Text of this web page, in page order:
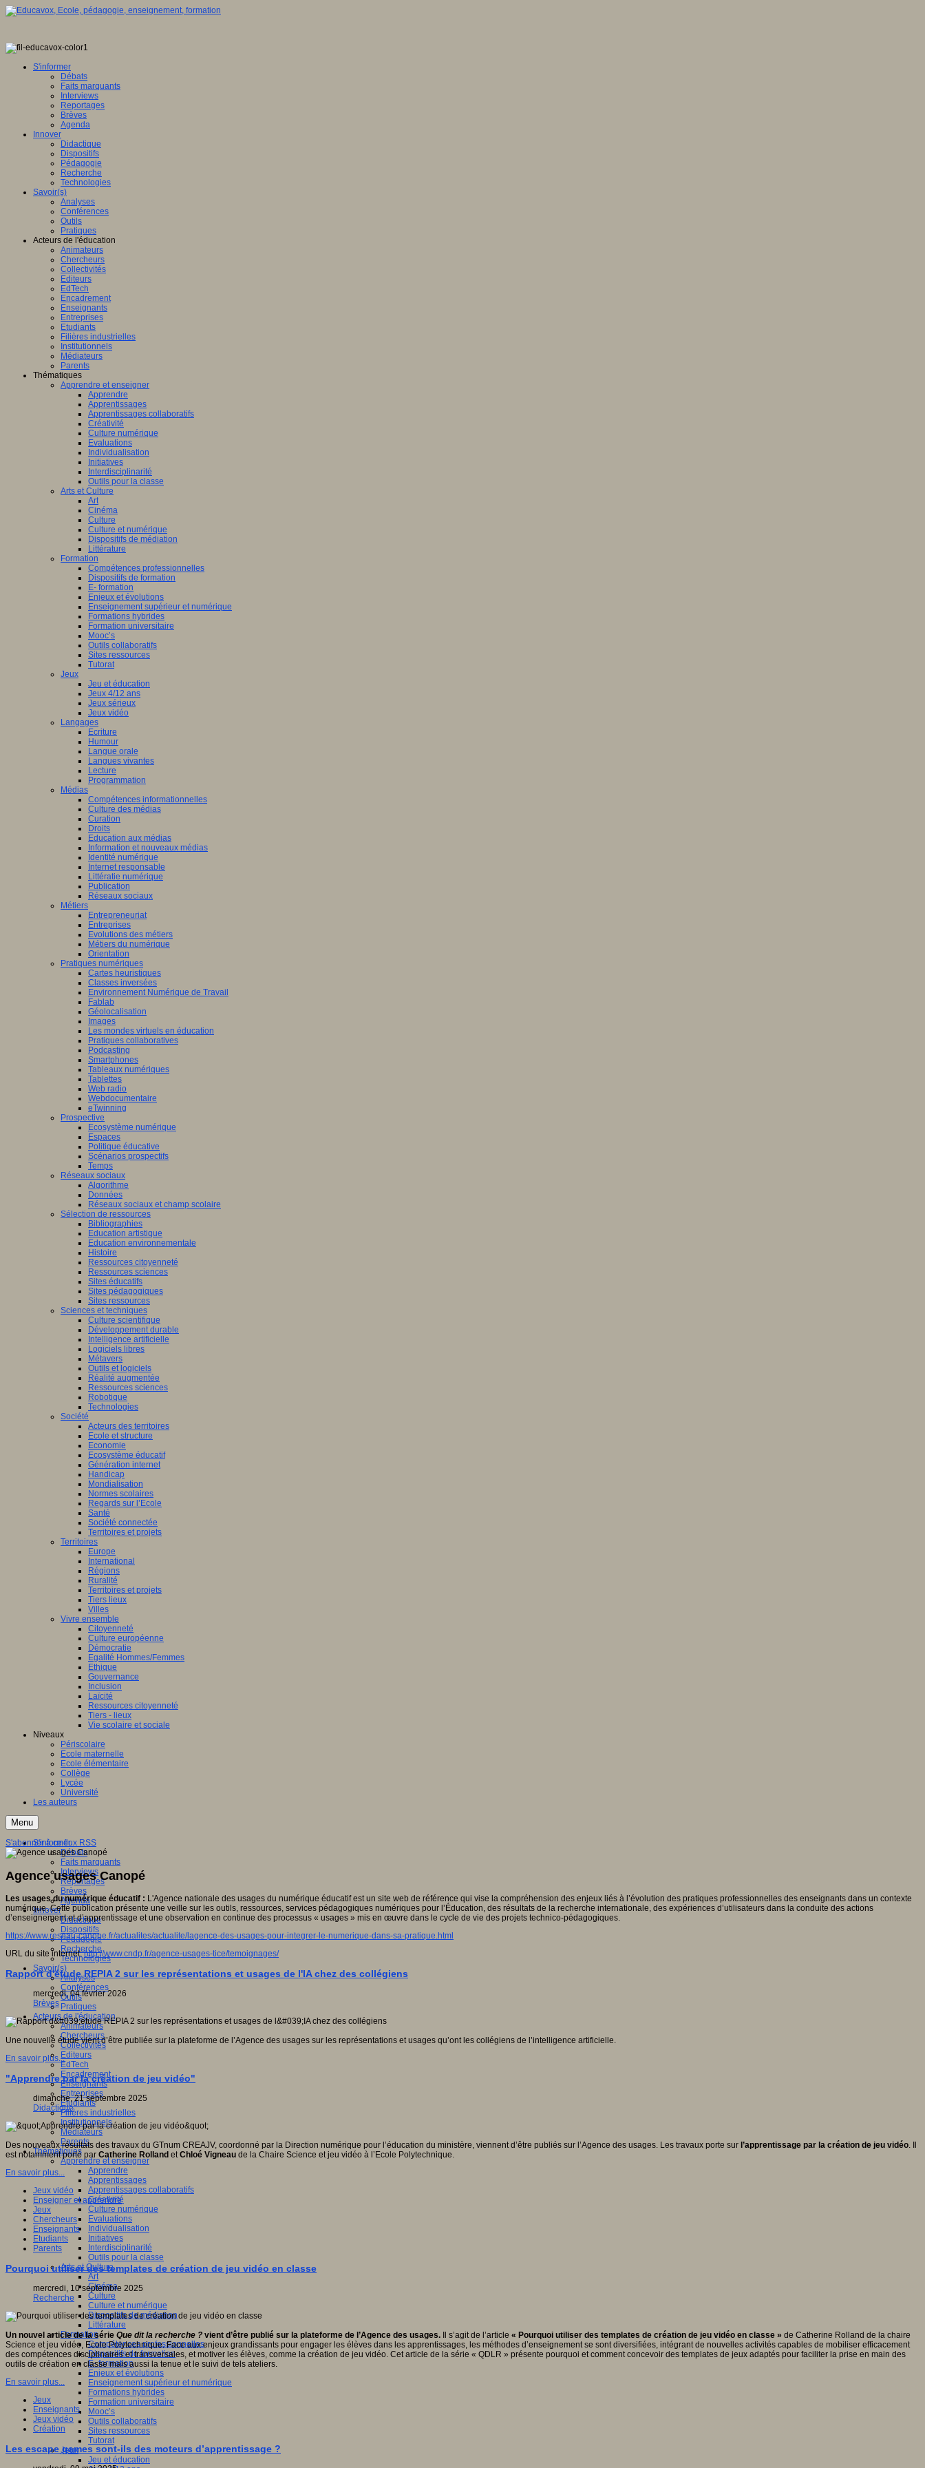
S'informer
Débats
Faits marquants
Interviews
Reportages
Brèves
Agenda
Innover
Didactique
Dispositifs
Pédagogie
Recherche
Technologies
Savoir(s)
Analyses
Conférences
Outils
Pratiques
Acteurs de l'éducation
Animateurs
Chercheurs
Collectivités
Editeurs
EdTech
Encadrement
Enseignants
Entreprises
Etudiants
Filières industrielles
Institutionnels
Médiateurs
Parents
Thématiques
Apprendre et enseigner
Apprendre
Apprentissages
Apprentissages collaboratifs
Créativité
Culture numérique
Evaluations
Individualisation
Initiatives
Interdisciplinarité
Outils pour la classe
Arts et Culture
Art
Cinéma
Culture
Culture et numérique
Dispositifs de médiation
Littérature
Formation
Compétences professionnelles
Dispositifs de formation
E- formation
Enjeux et évolutions
Enseignement supérieur et numérique
Formations hybrides
Formation universitaire
Mooc’s
Outils collaboratifs
Sites ressources
Tutorat
Jeux
Jeu et éducation
Jeux 4/12 ans
Jeux sérieux
Jeux vidéo
Langages
Ecriture
Humour
Langue orale
Langues vivantes
Lecture
Programmation
Médias
Compétences informationnelles
Culture des médias
Curation
Droits
Education aux médias
Information et nouveaux médias
Identité numérique
Internet responsable
Littératie numérique
Publication
Réseaux sociaux
Métiers
Entrepreneuriat
Entreprises
Evolutions des métiers
Métiers du numérique
Orientation
Pratiques numériques
Cartes heuristiques
Classes inversées
Environnement Numérique de Travail
Fablab
Géolocalisation
Images
Les mondes virtuels en éducation
Pratiques collaboratives
Podcasting
Smartphones
Tableaux numériques
Tablettes
Web radio
Webdocumentaire
eTwinning
Prospective
Ecosystème numérique
Espaces
Politique éducative
Scénarios prospectifs
Temps
Réseaux sociaux
Algorithme
Données
Réseaux sociaux et champ scolaire
Sélection de ressources
Bibliographies
Education artistique
Education environnementale
Histoire
Ressources citoyenneté
Ressources sciences
Sites éducatifs
Sites pédagogiques
Sites ressources
Sciences et techniques
Culture scientifique
Développement durable
Intelligence artificielle
Logiciels libres
Métavers
Outils et logiciels
Réalité augmentée
Ressources sciences
Robotique
Technologies
Société
Acteurs des territoires
Ecole et structure
Economie
Ecosystème éducatif
Génération internet
Handicap
Mondialisation
Normes scolaires
Regards sur l’Ecole
Santé
Société connectée
Territoires et projets
Territoires
Europe
International
Régions
Ruralité
Territoires et projets
Tiers lieux
Villes
Vivre ensemble
Citoyenneté
Culture européenne
Démocratie
Egalité Hommes/Femmes
Ethique
Gouvernance
Inclusion
Laïcité
Ressources citoyenneté
Tiers - lieux
Vie scolaire et sociale
Niveaux
Périscolaire
Ecole maternelle
Ecole élémentaire
Collège
Lycée
Université
Les auteurs
Menu
S'informer
Débats
Faits marquants
Interviews
Reportages
Brèves
Agenda
Innover
Didactique
Dispositifs
Pédagogie
Recherche
Technologies
Savoir(s)
Analyses
Conférences
Outils
Pratiques
Acteurs de l'éducation
Animateurs
Chercheurs
Collectivités
Editeurs
EdTech
Encadrement
Enseignants
Entreprises
Etudiants
Filières industrielles
Institutionnels
Médiateurs
Parents
Thématiques
Apprendre et enseigner
Apprendre
Apprentissages
Apprentissages collaboratifs
Créativité
Culture numérique
Evaluations
Individualisation
Initiatives
Interdisciplinarité
Outils pour la classe
Arts et Culture
Art
Cinéma
Culture
Culture et numérique
Dispositifs de médiation
Littérature
Formation
Compétences professionnelles
Dispositifs de formation
E- formation
Enjeux et évolutions
Enseignement supérieur et numérique
Formations hybrides
Formation universitaire
Mooc’s
Outils collaboratifs
Sites ressources
Tutorat
Jeux
Jeu et éducation
S'abonner à ce flux RSS
Agence usages Canopé
Les usages du numérique éducatif : L'Agence nationale des usages du numérique éducatif est un site web de référence qui vise la compréhension des enjeux liés à l’évolution des pratiques professionnelles des enseignants dans un contexte
numérique. Cette publication présente une veille sur les outils, ressources, services pédagogiques numériques pour l’Éducation, des résultats de la recherche internationale, des expériences d’utilisateurs dans la conduite des actions
d’enseignement et d’apprentissage et une observation en continue des processus « usages » mis en œuvre dans le cycle de vie des projets technico-pédagogiques.
https://www.reseau-canope.fr/actualites/actualite/lagence-des-usages-pour-integrer-le-numerique-dans-sa-pratique.html
URL du site internet:http://www.cndp.fr/agence-usages-tice/temoignages/
Rapport d'étude REPIA 2 sur les représentations et usages de l'IA chez des collégiens
mercredi, 04 février 2026
Brèves
Une nouvelle étude vient d’être publiée sur la plateforme de l’Agence des usages sur les représentations et usages qu’ont les collégiens de l’intelligence artificielle.
En savoir plus...
"Apprendre par la création de jeu vidéo"
dimanche, 21 septembre 2025
Didactique
Des nouveaux résultats des travaux du GTnum CREAJV, coordonné par la Direction numérique pour l’éducation du ministère, viennent d’être publiés sur l’Agence des usages. Les travaux porte sur l’apprentissage par la création de jeu vidéo. Il
est notamment porté par Catherine Rolland etChloé Vigneau de la Chaire Science et jeu vidéo à l’Ecole Polytechnique.
En savoir plus...
Jeux vidéo
Enseigner et apprendre
Jeux
Chercheurs
Enseignants
Etudiants
Parents
Pourquoi utiliser des templates de création de jeu vidéo en classe
mercredi, 10 septembre 2025
Recherche
Un nouvel article de la série Que dit la recherche ? vient d’être publié sur la plateforme de l’Agence des usages. Il s’agit de l’article « Pourquoi utiliser des templates de création de jeu vidéo en classe » de Catherine Rolland de la chaire
Science et jeu vidéo, Ecole Polytechnique. Face aux enjeux grandissants pour engager les élèves dans les apprentissages, les méthodes d’enseignement se sont diversifiées, intégrant de nouvelles activités capables de mobiliser efficacement
des compétences disciplinaires et transversales, et motiver les élèves, comme la création de jeu vidéo. Cet article de la série « QDLR » présente pourquoi et comment concevoir des templates de jeux adaptés pour faciliter la prise en main des
outils de création en classe mais aussi la tenue et le suivi de tels ateliers.
En savoir plus...
Jeux
Enseignants
Jeux vidéo
Création
Les escape games sont-ils des moteurs d’apprentissage ?